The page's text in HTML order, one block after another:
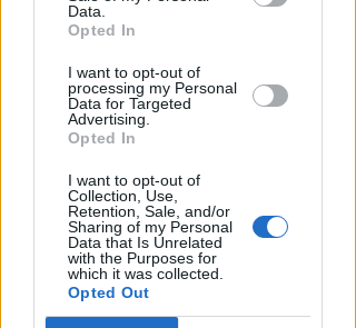
Downstream Participants that may
further disclose it to other third parties.
Data.
Opted In
I want to opt-out of
processing my Personal
Data for Targeted
Advertising.
Opted In
I want to opt-out of
Collection, Use,
Retention, Sale, and/or
Sharing of my Personal
Data that Is Unrelated
with the Purposes for
which it was collected.
Opted Out
SABATO AL "BIANCHELLI"
Ingresso gratuito per il test
Rimini
Icaro Sport